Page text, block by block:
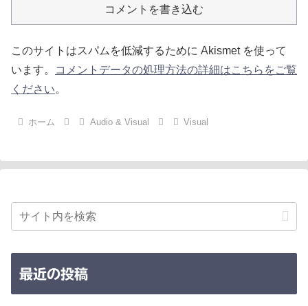
コメントを書き込む
このサイトはスパムを低減するために Akismet を使って
います。
コメントデータの処理方法の詳細はこちらをご覧
ください。
ホーム Audio & Visual Visual
最近の投稿